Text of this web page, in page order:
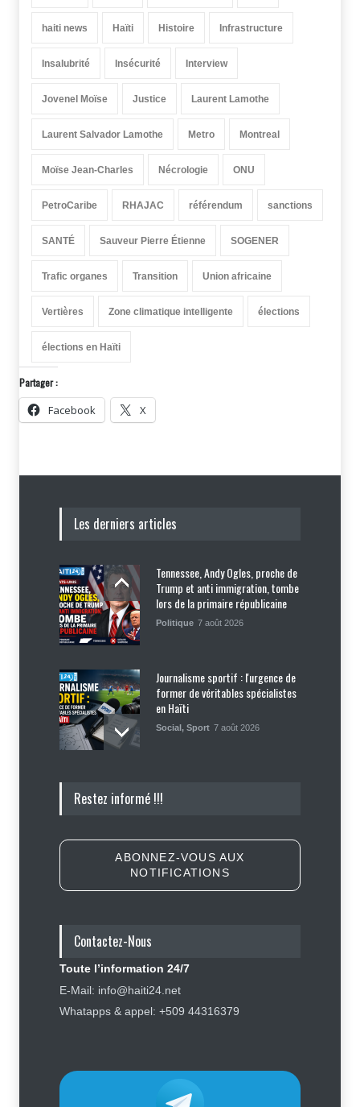
haiti news Haïti Histoire Infrastructure
Insalubrité Insécurité Interview
Jovenel Moïse Justice Laurent Lamothe
Laurent Salvador Lamothe Metro Montreal
Moïse Jean-Charles Nécrologie ONU
PetroCaribe RHAJAC référendum sanctions
SANTÉ Sauveur Pierre Étienne SOGENER
Trafic organes Transition Union africaine
Vertières Zone climatique intelligente élections
élections en Haïti
Partager :
Facebook X
Les derniers articles
Tennessee, Andy Ogles, proche de
Trump et anti immigration, tombe
lors de la primaire républicaine
Politique 7 août 2026
Journalisme sportif : l'urgence de
former de véritables spécialistes
en Haïti
Social , Sport 7 août 2026
internes profitent-elles aux gangs
Affaire Jovenel Moïse : peur
Retards, bagages perdus,
accidents : ce que chaque
Restez informé !!!
ABONNEZ-VOUS AUX
NOTIFICATIONS
Contactez-Nous
Toute l’information 24/7
E-Mail: info@haiti24.net
Whatapps & appel: +509 44316379